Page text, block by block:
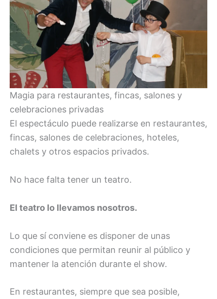
Magia para restaurantes, fincas, salones y
celebraciones privadas
El espectáculo puede realizarse en restaurantes,
fincas, salones de celebraciones, hoteles,
chalets y otros espacios privados.
No hace falta tener un teatro.
El teatro lo llevamos nosotros.
Lo que sí conviene es disponer de unas
condiciones que permitan reunir al público y
mantener la atención durante el show.
En restaurantes, siempre que sea posible,